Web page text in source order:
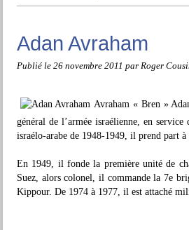
Adan Avraham
Publié le 26 novembre 2011 par Roger
Avraham « Bren »
général de l’armée israélienne, en
israélo-arabe de 1948-1949, il prend part à
En 1949, il fonde la première unité de
Suez, alors colonel, il commande la 7e
Kippour. De 1974 à 1977, il est attaché